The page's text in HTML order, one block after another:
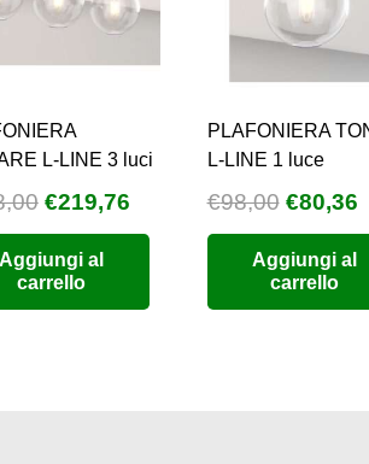
L-LINE 3 luci
Il
prezzo
originale
era:
€219,76Il
prezzo
Aggiungi al
carrello
PLAFONIERA
L-LINE 1 luce
€98,00 Il
prezzo
originale
era:
€80,36Il
Aggiungi al
carrello